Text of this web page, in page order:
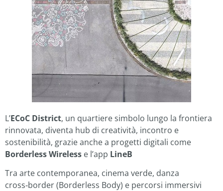
L’ECoC District, un quartiere simbolo lungo la frontiera
rinnovata, diventa hub di creatività, incontro e
sostenibilità, grazie anche a progetti digitali come
Borderless Wireless e l’app LineB
Tra arte contemporanea, cinema verde, danza
cross‑border (Borderless Body) e percorsi immersivi